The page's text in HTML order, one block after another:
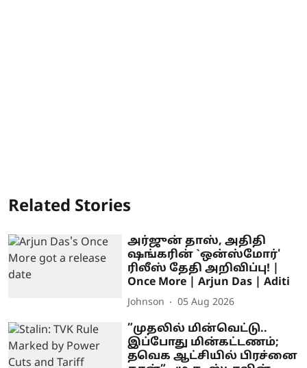
Related Stories
அர்ஜுன் தாஸ், அதிதி
ஷங்கரின் `ஒன்ஸ்மோர்'
ரிலீஸ் தேதி அறிவிப்பு! |
Once More | Arjun Das | Aditi
Johnson 05 Aug 2026
”முதலில் மின்வெட்டு..
இப்போது மின்கட்டணம்;
தவெக ஆட்சியில் பிரச்னை